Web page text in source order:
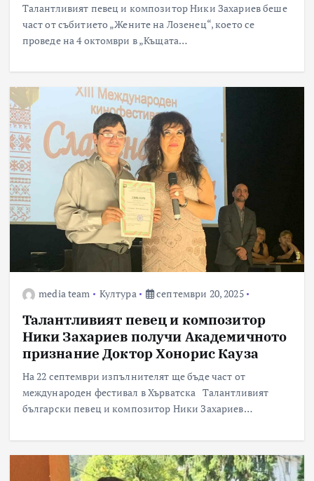
Талантливият певец и композитор Ники Захариев беше
част от събитието „Жените на Лозенец“, което се
проведе на 4 октомври в „Къщата…
media team Култура септември 20, 2025
Талантливият певец и композитор
Ники Захариев получи Академичното
признание Доктор Хонорис Кауза
На 22 септември изпълнителят ще бъде част от
международен фестивал в Хърватска Талантливият
български певец и композитор Ники Захариев…